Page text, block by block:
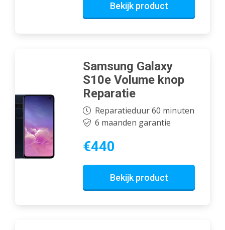
Bekijk product
Samsung Galaxy
S10e Volume knop
Reparatie
Reparatieduur 60 minuten
6 maanden garantie
€440
Bekijk product